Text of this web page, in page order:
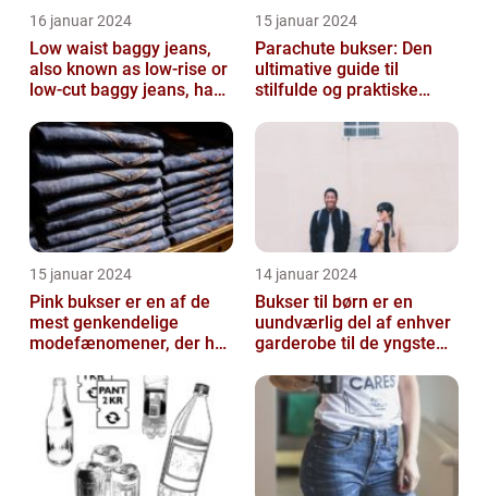
16 januar 2024
Low waist baggy jeans,
also known as low-rise or
low-cut baggy jeans, have
popular ...
15 januar 2024
Parachute bukser: Den
ultimative guide til
stilfulde og praktiske
15 januar 2024
Pink bukser er en af de
mest genkendelige
modefænomener, der har
catwalken til garde...
14 januar 2024
Bukser til børn er en
uundværlig del af enhver
garderobe til de yngste